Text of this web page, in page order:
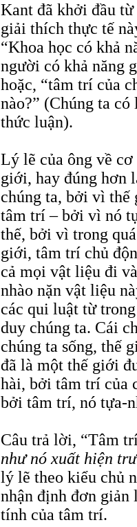
Kant đã khởi đầu
giải thích thực tế
“Khoa học có khả
người có khả năng
hoặc, “tâm trí của
nào?” (Chúng ta
thức luận).
Lý lẽ của ông về
giới, hay đúng hơn
chúng ta, bởi vì thế
tâm trí – bởi vì nó
thế, bởi vì trong
giới, tâm trí chủ
cả mọi vật liệu đi
nhào nặn vật liệu
các qui luật từ
duy chúng ta. Cái
chúng ta sống, thế
đã là một thế giới
hài, bởi tâm trí của
bởi tâm trí, nó tựa-
Câu trả lời, “Tâm
như nó xuất hiện
lý lẽ theo kiểu chủ
nhận định đơn giản
tính của tâm trí.